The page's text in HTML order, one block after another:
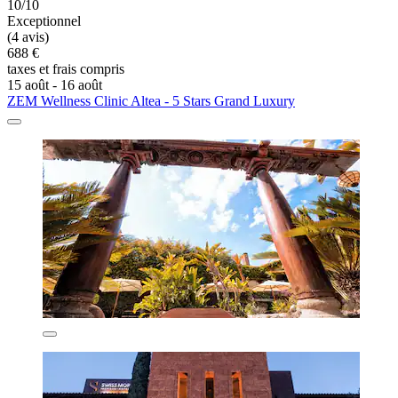
10/10
Exceptionnel
(4 avis)
688 €
taxes et frais compris
15 août - 16 août
ZEM Wellness Clinic Altea - 5 Stars Grand Luxury